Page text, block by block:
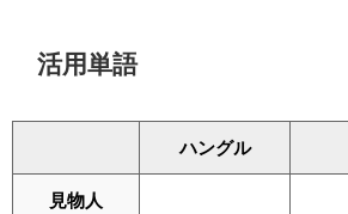
活用単語
ハングル
見物人